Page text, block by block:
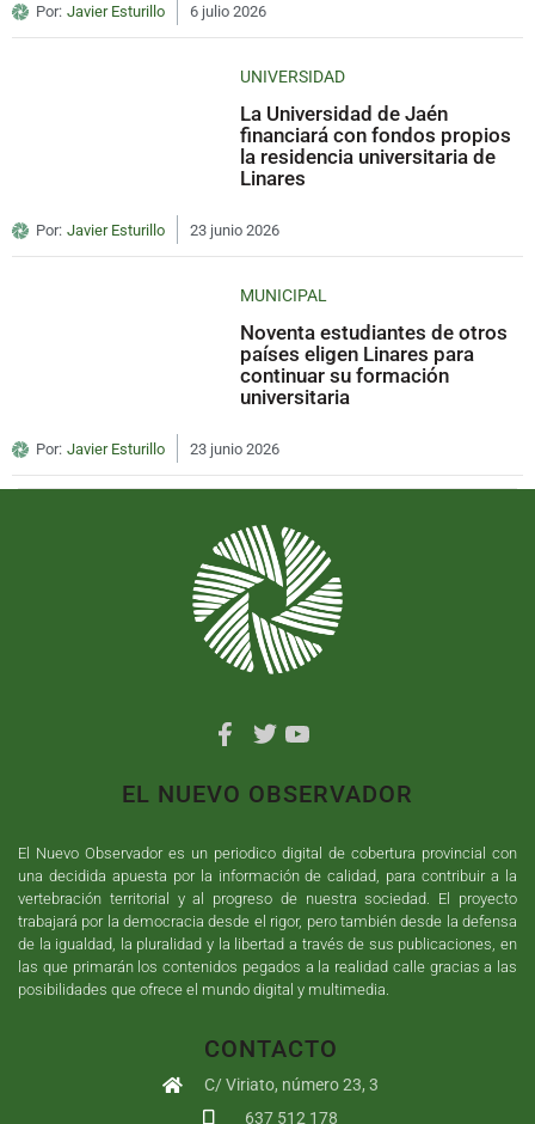
Por: Javier Esturillo 6 julio 2026
UNIVERSIDAD
La Universidad de Jaén
financiará con fondos propios
la residencia universitaria de
Linares
Por: Javier Esturillo 23 junio 2026
MUNICIPAL
Noventa estudiantes de otros
países eligen Linares para
continuar su formación
universitaria
Por: Javier Esturillo 23 junio 2026
EL NUEVO OBSERVADOR
El Nuevo Observador es un periodico digital de cobertura provincial con
una decidida apuesta por la información de calidad, para contribuir a la
vertebración territorial y al progreso de nuestra sociedad. El proyecto
trabajará por la democracia desde el rigor, pero también desde la defensa
de la igualdad, la pluralidad y la libertad a través de sus publicaciones, en
las que primarán los contenidos pegados a la realidad calle gracias a las
posibilidades que ofrece el mundo digital y multimedia.
CONTACTO
C/ Viriato, número 23, 3
637 512 178